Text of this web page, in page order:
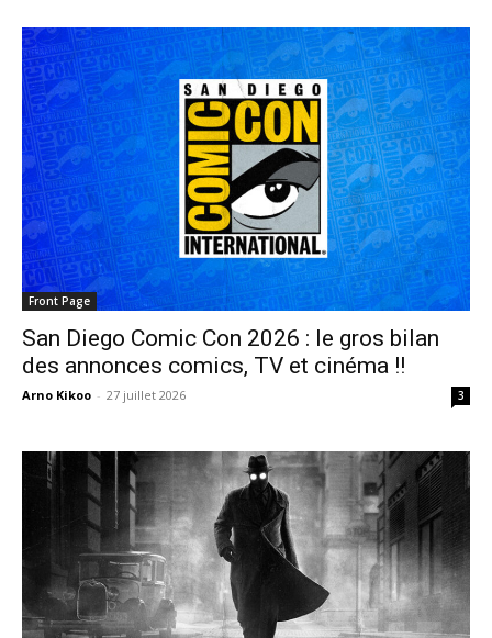
Front Page
San Diego Comic Con 2026 : le gros bilan
des annonces comics, TV et cinéma !!
Arno Kikoo - 27 juillet 2026 3